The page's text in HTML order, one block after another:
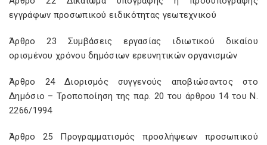
εγγράφων προσωπικού ειδικότητας γεωτεχνικού
Άρθρο 23 Συμβάσεις εργασίας ιδιωτικού δικαίου
ορισμένου χρόνου δημόσιων ερευνητικών οργανισμών
Άρθρο 24 Διορισμός συγγενούς αποβιώσαντος στο
Δημόσιο – Τροποποίηση της παρ. 20 του άρθρου 14 του Ν.
2266/1994
Άρθρο 25 Προγραμματισμός προσλήψεων προσωπικού